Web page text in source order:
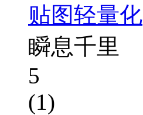
贴图轻量化
瞬息千里
5
(1)